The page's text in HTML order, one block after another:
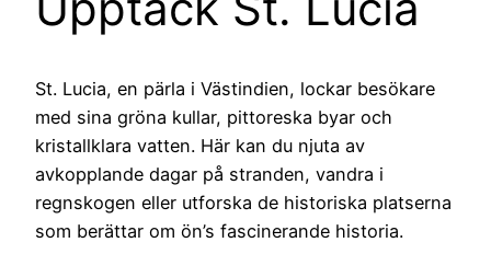
St. Lucia, en pärla i Västindien, lockar besökare
med sina gröna kullar, pittoreska byar och
kristallklara vatten. Här kan du njuta av
avkopplande dagar på stranden, vandra i
regnskogen eller utforska de historiska platserna
som berättar om ön’s fascinerande historia.